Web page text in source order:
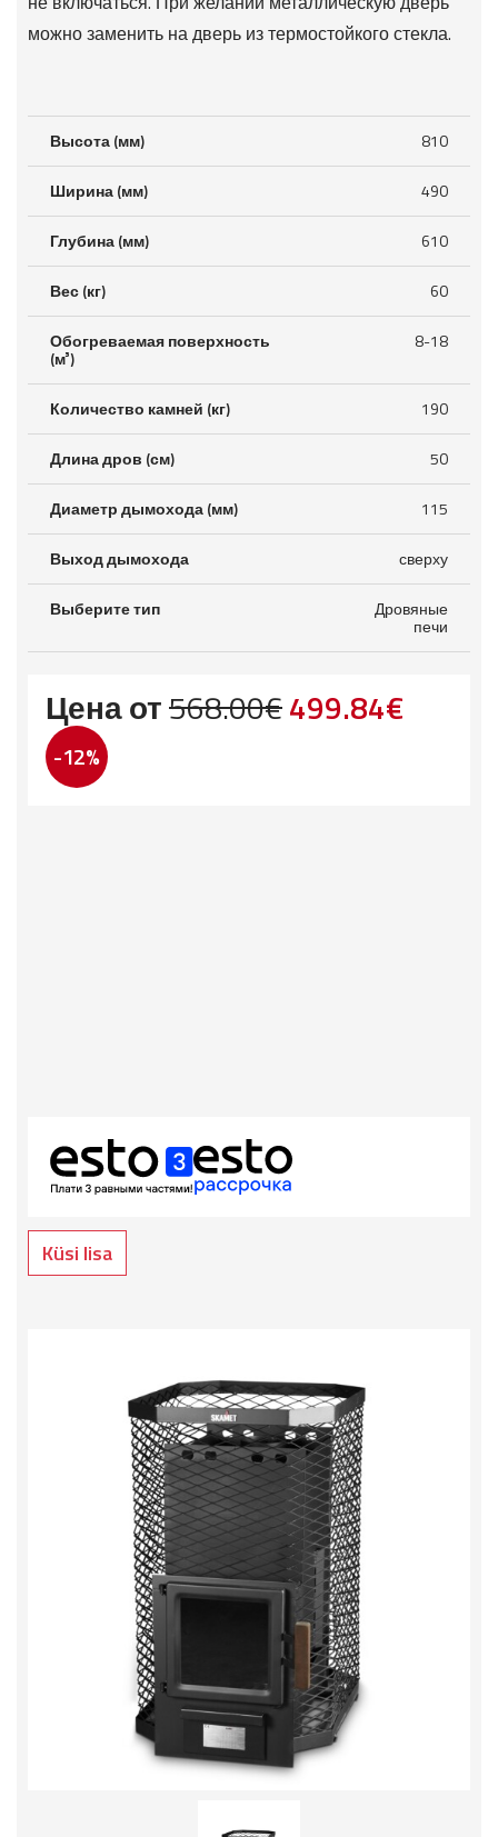
можно заменить на дверь из термостойкого стекла.
Высота (мм) 810
Ширина (мм) 490
Глубина (мм) 610
Вес (кг) 60
Обогреваемая поверхность
(м³)
8-18
Количество камней (кг) 190
Длина дров (см) 50
Диаметр дымохода (мм) 115
Выход дымохода сверху
Выберите тип Дровяные
печи
Цена от568.00€499.84€
-12%
Küsi lisa